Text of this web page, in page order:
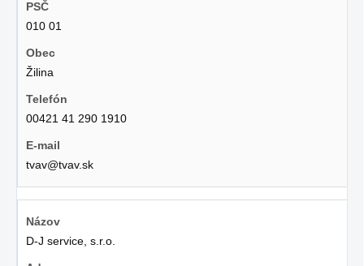
010 01
Žilina
00421 41 290 1910
tvav@tvav.sk
D-J service, s.r.o.